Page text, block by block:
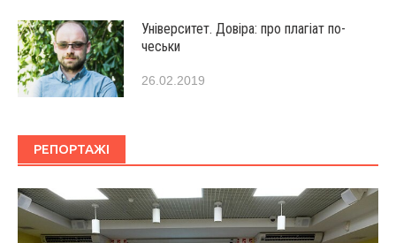
Університет. Довіра: про плагіат по-
чеськи
26.02.2019
РЕПОРТАЖІ